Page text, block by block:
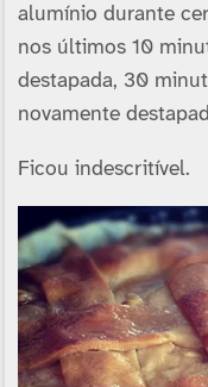
alumí­nio durante
nos últimos 10
destapada, 30
novamente
Ficou indescrití­vel.